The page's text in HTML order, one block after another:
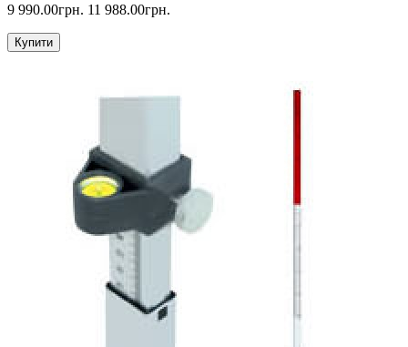
9 990.00грн. 11 988.00грн.
Купити